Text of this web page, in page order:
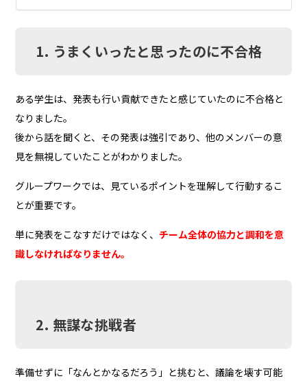
1. うまくいったと思ったのに不合格
ある学生は、発表も行い貢献できたと感じていたのに不合格と
なりました。
後から話を聞くと、その発表は強引であり、他のメンバーの意
見を無視していたことがわかりました。
グループワークでは、見ているポイントを理解して行動するこ
とが重要です。
単に発表をこなすだけではなく、 チーム全体の協力と調和を意
識しなければなりません。
2. 無謀な挑戦者
準備せずに「なんとかなるだろう」と挑むと、議論を壊す可能